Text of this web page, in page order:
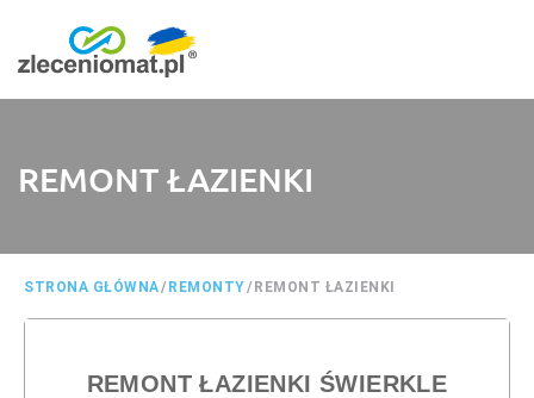
REMONT ŁAZIENKI
STRONA GŁÓWNA/ REMONTY/ REMONT ŁAZIENKI
REMONT ŁAZIENKI ŚWIERKLE